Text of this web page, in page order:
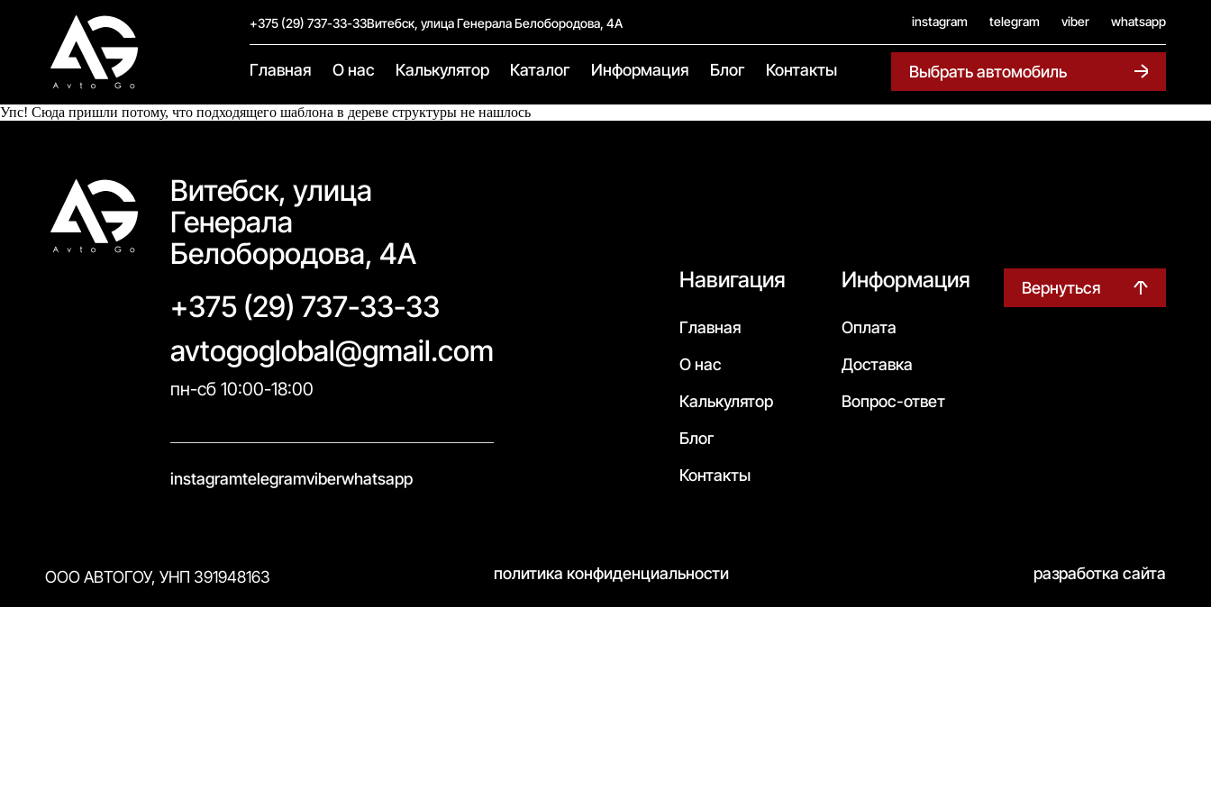
+375 (29) 737-33-33Витебск, улица Генерала Белобородова, 4А instagram telegram viber whatsapp
Главная О нас Калькулятор Каталог Информация Блог Контакты Выбрать автомобиль
Упс! Сюда пришли потому, что подходящего шаблона в дереве структуры не нашлось
Витебск, улица
Генерала
Белобородова, 4А
+375 (29) 737-33-33
avtogoglobal@gmail.com
пн-сб 10:00-18:00
instagramtelegramviberwhatsapp
Навигация
Главная
О нас
Калькулятор
Блог
Контакты
Информация
Оплата
Доставка
Вопрос-ответ
Вернуться
ООО АВТОГОУ, УНП 391948163 политика конфиденциальности разработка сайта